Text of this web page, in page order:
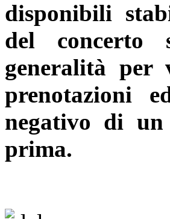
disponibili
del concerto
generalità per
prenotazioni
negativo di un
prima.